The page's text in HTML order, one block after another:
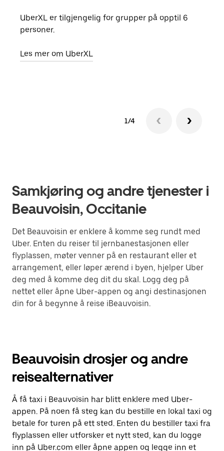
UberXL er tilgjengelig for grupper på opptil 6
personer.
Les mer om UberXL
1/4
Samkjøring og andre tjenester i
Beauvoisin, Occitanie
Det Beauvoisin er enklere å komme seg rundt med
Uber. Enten du reiser til jernbanestasjonen eller
flyplassen, møter venner på en restaurant eller et
arrangement, eller løper ærend i byen, hjelper Uber
deg med å komme deg dit du skal. Logg deg på
nettet eller åpne Uber-appen og angi destinasjonen
din for å begynne å reise iBeauvoisin.
Beauvoisin drosjer og andre
reisealternativer
Å få taxi i Beauvoisin har blitt enklere med Uber-
appen. På noen få steg kan du bestille en lokal taxi og
betale for turen på ett sted. Enten du bestiller taxi fra
flyplassen eller utforsker et nytt sted, kan du logge
inn på Uber.com eller åpne appen og legge inn et